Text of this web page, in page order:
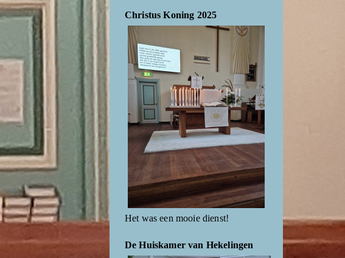
Christus Koning 2025
Het was een mooie dienst!
De Huiskamer van Hekelingen